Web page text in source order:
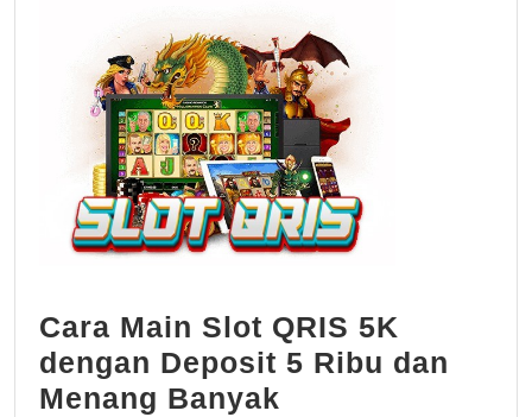
Cara Main Slot QRIS 5K
dengan Deposit 5 Ribu dan
Menang Banyak